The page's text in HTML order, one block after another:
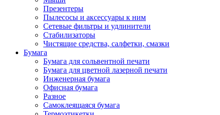
Презентеры
Пылесосы и аксессуары к ним
Сетевые фильтры и удлинители
Стабилизаторы
Чистящие средства, салфетки, смазки
Бумага
Бумага для сольвентной печати
Бумага для цветной лазерной печати
Инженерная бумага
Офисная бумага
Разное
Самоклеящаяся бумага